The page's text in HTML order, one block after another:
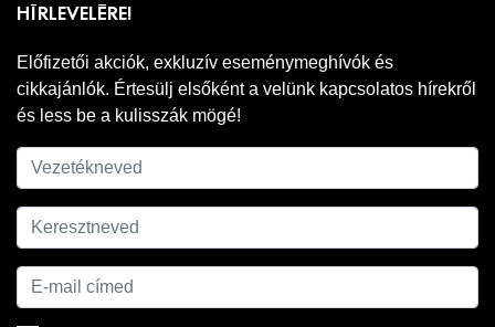
HÍRLEVELÉRE!
Előfizetői akciók, exkluzív eseménymeghívók és
cikkajánlók. Értesülj elsőként a velünk kapcsolatos hírekről
és less be a kulisszák mögé!